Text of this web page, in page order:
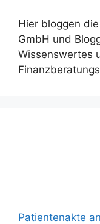
Hier bloggen
GmbH und
Wissenswertes
Patientenakte